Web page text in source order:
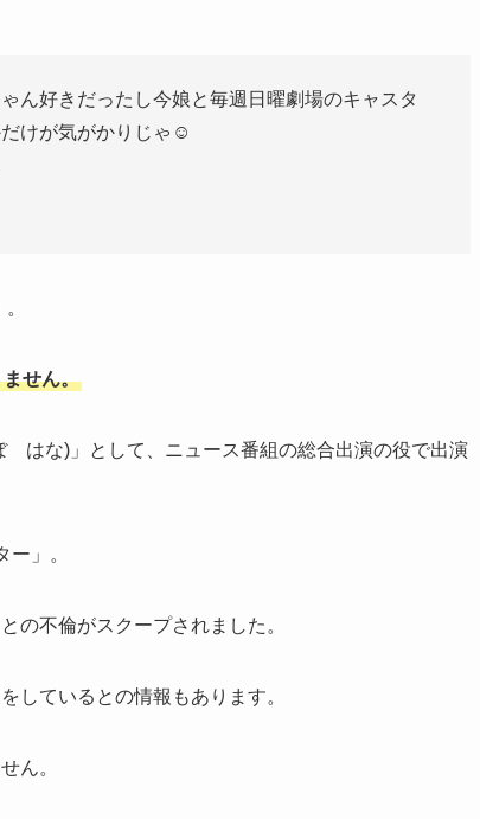
ん好きだったし今娘と毎週日曜劇場のキャスタ
けが気がかりじゃ☺️
せん。
はな)」として、ニュース番組の総合出演の役で出演
」。
の不倫がスクープされました。
しているとの情報もあります。
ん。